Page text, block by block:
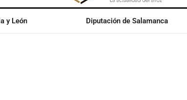
y León Diputación de Salamanca